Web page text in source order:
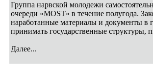
Группа нарвской молодежи
очереди «MOST» в течение полугода.
наработанные материалы и документы
принимать государственные структуры,
Далее...